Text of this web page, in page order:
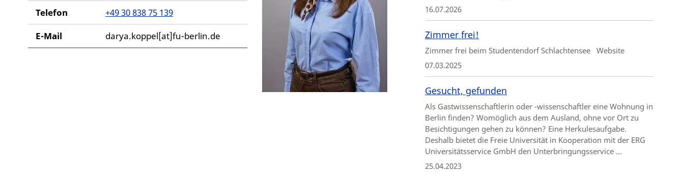
Telefon
+49 30 838 75 139
E-Mail
darya.koppel[at]fu-berlin.de
16.07.2026
Zimmer frei!
Zimmer frei beim Studentendorf Schlachtensee Website
07.03.2025
Gesucht, gefunden
Als Gastwissenschaftlerin oder -wissenschaftler eine Wohnung in
Berlin finden? Womöglich aus dem Ausland, ohne vor Ort zu
Besichtigungen gehen zu können? Eine Herkulesaufgabe.
Deshalb bietet die Freie Universität in Kooperation mit der ERG
Universitätsservice GmbH den Unterbringungsservice ...
25.04.2023